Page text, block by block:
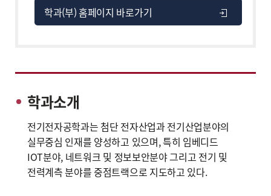
학과(부) 홈페이지 바로가기
학과소개
전기전자공학과는 첨단 전자산업과 전기산업분야의
실무중심 인재를 양성하고 있으며, 특히 임베디드
IOT분야, 네트워크 및 정보보안분야 그리고 전기 및
전력계측 분야를 중점트랙으로 지도하고 있다.